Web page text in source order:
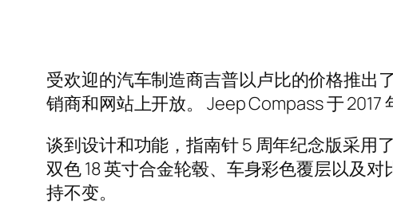
受欢迎的汽车制造商吉普以卢比的价格推出
销商和网站上开放。 Jeep Compass 于
谈到设计和功能，指南针 5 周年纪念版采用
双色 18 英寸合金轮毂、车身彩色覆层以及
持不变。